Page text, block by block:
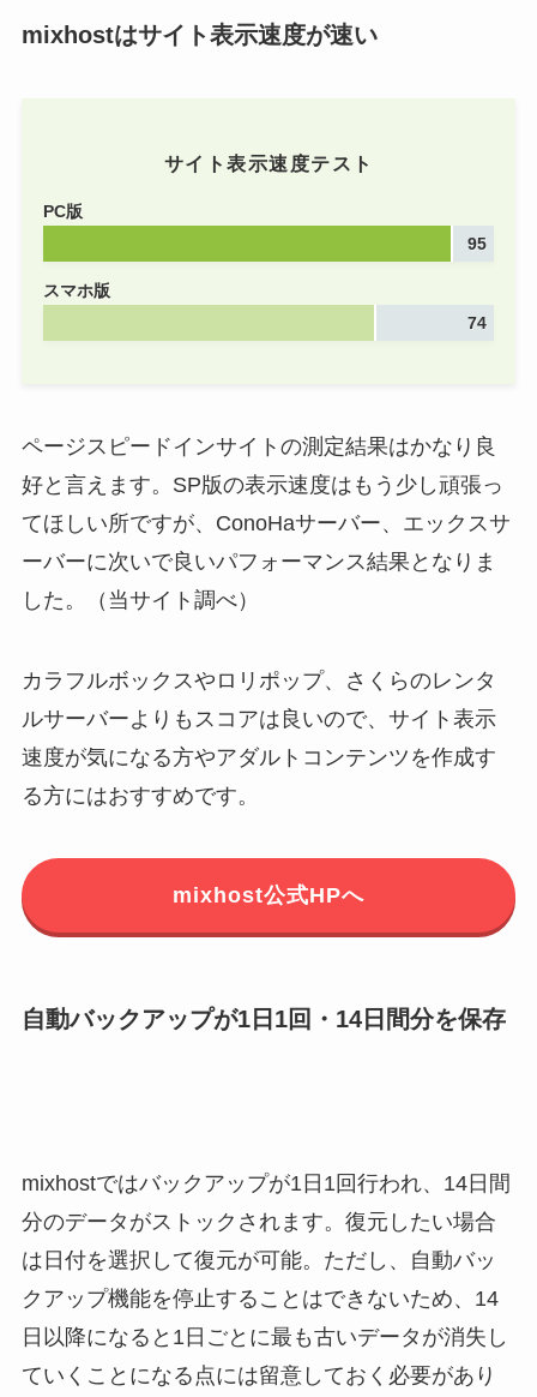
mixhostはサイト表示速度が速い
サイト表示速度テスト
PC版
95
スマホ版
74
ページスピードインサイトの測定結果はかなり良
好と言えます。SP版の表示速度はもう少し頑張っ
てほしい所ですが、ConoHaサーバー、エックスサ
ーバーに次いで良いパフォーマンス結果となりま
した。（当サイト調べ）
カラフルボックスやロリポップ、さくらのレンタ
ルサーバーよりもスコアは良いので、サイト表示
速度が気になる方やアダルトコンテンツを作成す
る方にはおすすめです。
mixhost公式HPへ
自動バックアップが1日1回・14日間分を保存
mixhostではバックアップが1日1回行われ、14日間
分のデータがストックされます。復元したい場合
は日付を選択して復元が可能。ただし、自動バッ
クアップ機能を停止することはできないため、14
日以降になると1日ごとに最も古いデータが消失し
ていくことになる点には留意しておく必要があり